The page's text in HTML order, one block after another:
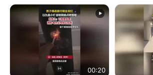
消息）
00:20